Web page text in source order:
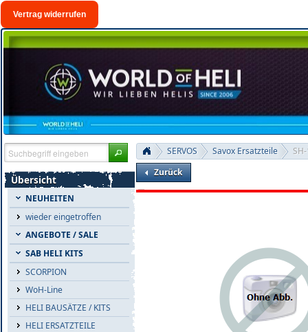
Vertrag widerrufen
Übersicht
NEUHEITEN
wieder eingetroffen
ANGEBOTE / SALE
SAB HELI KITS
SCORPION
WoH-Line
HELI BAUSÄTZE / KITS
HELI ERSATZTEILE
SERVOS Savox Ersatzteile
Zurück